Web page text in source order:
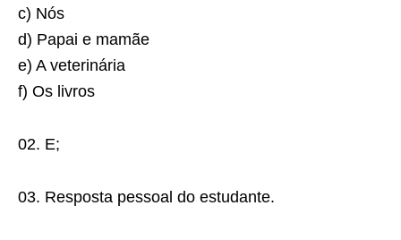
c) Nós
d) Papai e mamãe
e) A veterinária
f) Os livros
02. E;
03. Resposta pessoal do estudante.